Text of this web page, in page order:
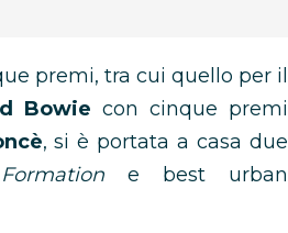
premi, tra cui quello per il
Bowie con cinque premi
, si è portata a casa due
Formatione best urban